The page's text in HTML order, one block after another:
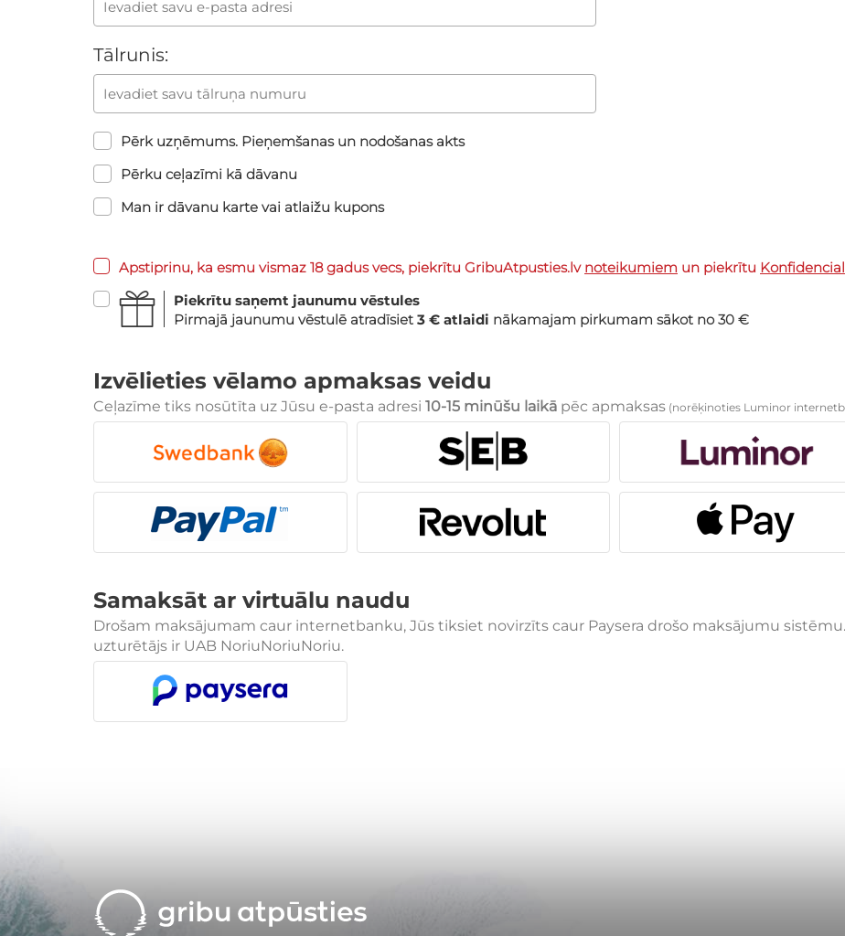
Tālrunis:
Pērk uzņēmums. Pieņemšanas un nodošanas akts
Pērku ceļazīmi kā dāvanu
Man ir dāvanu karte vai atlaižu kupons
Apstiprinu, ka esmu vismaz 18 gadus vecs, piekrītu GribuAtpusties.lv noteikumiem un piekrītu
Piekrītu saņemt jaunumu vēstules
Pirmajā jaunumu vēstulē atradīsiet 3 € atlaidi nākamajam pirkumam sākot no 30 €
Izvēlieties vēlamo apmaksas veidu
Ceļazīme tiks nosūtīta uz Jūsu e-pasta adresi 10-15 minūšu laikā pēc apmaksas (norēķinoties Luminor
Samaksāt ar virtuālu naudu
Drošam maksājumam caur internetbanku, Jūs tiksiet novirzīts caur Paysera drošo maksājumu
uzturētājs ir UAB NoriuNoriuNoriu.